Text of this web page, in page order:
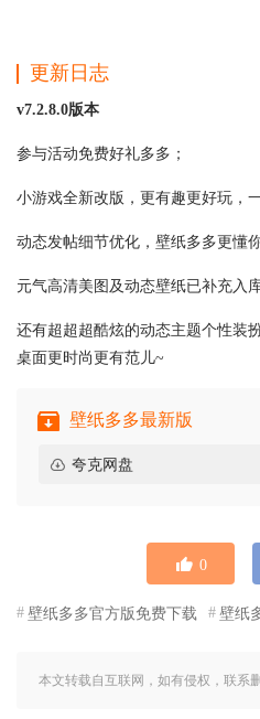
更新日志
v7.2.8.0版本
参与活动免费好礼多多；
小游戏全新改版，更有趣更好玩，
动态发帖细节优化，壁纸多多更懂
元气高清美图及动态壁纸已补充入
还有超超超酷炫的动态主题个性装
桌面更时尚更有范儿~
壁纸多多最新版
夸克网盘
0
壁纸多多官方版免费下载 壁纸
本文转载自互联网，如有侵权，联系